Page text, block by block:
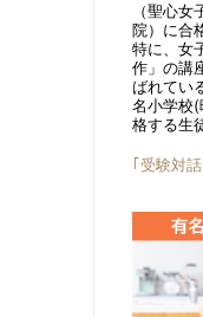
（聖心
院）に合
特に、女
作」の講
ばれてい
名小学校
格する生
｢受験対